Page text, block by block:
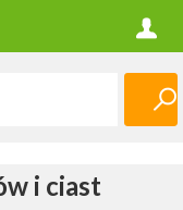
i ciast